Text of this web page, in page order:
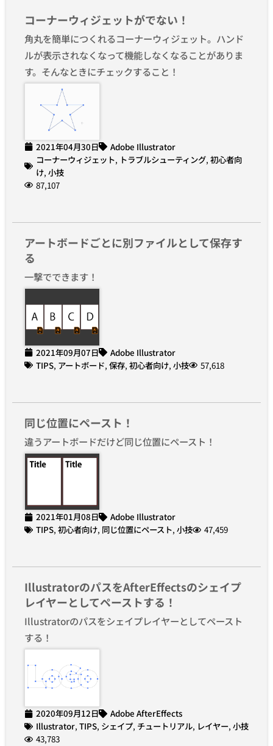
コーナーウィジェットがでない！
角丸を簡単につくれるコーナーウィジェット。ハンド
ルが表示されなくなって機能しなくなることがありま
す。そんなときにチェックすること！
2021年04月30日
Adobe Illustrator
コーナーウィジェット, トラブルシューティング, 初心者向
け, 小技
87,107
アートボードごとに別ファイルとして保存す
る
一撃でできます！
2021年09月07日
Adobe Illustrator
TIPS, アートボード, 保存, 初心者向け, 小技 57,618
同じ位置にペースト！
違うアートボードだけど同じ位置にペースト！
2021年01月08日
Adobe Illustrator
TIPS, 初心者向け, 同じ位置にペースト, 小技 47,459
IllustratorのパスをAfterEffectsのシェイプ
レイヤーとしてペーストする！
Illustratorのパスをシェイプレイヤーとしてペースト
する！
2020年09月12日
Adobe AfterEffects
Illustrator, TIPS, シェイプ, チュートリアル, レイヤー, 小技
43,783